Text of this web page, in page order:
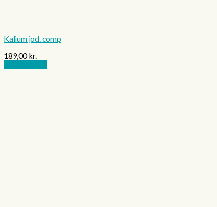
Kalium jod. comp
189,00kr.